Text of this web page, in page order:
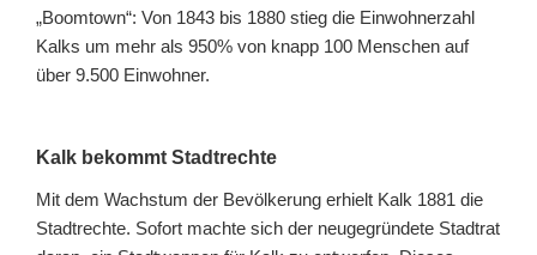
„Boomtown“: Von 1843 bis 1880 stieg die Einwohnerzahl
Kalks um mehr als 950% von knapp 100 Menschen auf
über 9.500 Einwohner.
Kalk bekommt Stadtrechte
Mit dem Wachstum der Bevölkerung erhielt Kalk 1881 die
Stadtrechte. Sofort machte sich der neugegründete Stadtrat